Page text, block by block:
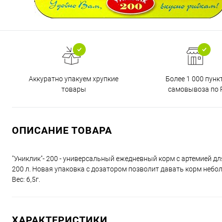
Аккуратно упакуем хрупкие
товары
Более 1 000
самовывоза по
ОПИСАНИЕ ТОВАРА
"Униклик"- 200 - универсальный ежедневный корм с артемией
200 л. Новая упаковка с дозатором позволит давать корм
Вес: 6,5г.